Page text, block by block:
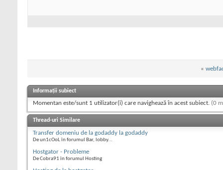
«
Informații subiect
Momentan este/sunt 1 utilizator(i) care navighează în acest subiect. (0
Thread-uri Similare
Transfer domeniu de la godaddy la godaddy
De un1cOoL în forumul Bar, lobby...
Hostgator - Probleme
De Cobra91 în forumul Hosting